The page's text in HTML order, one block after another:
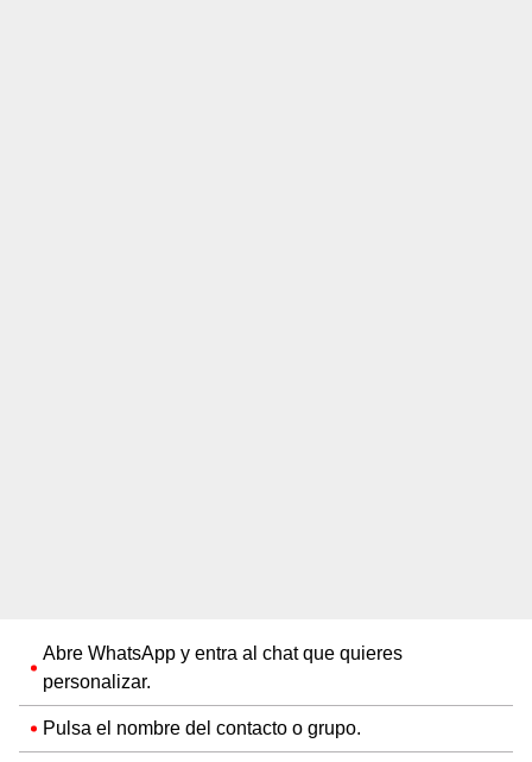
Abre WhatsApp y entra al chat que quieres
personalizar.
Pulsa el nombre del contacto o grupo.